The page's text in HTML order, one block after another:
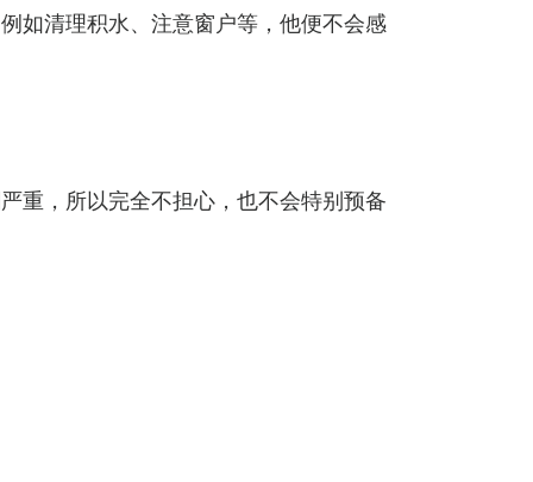
如清理积水、注意窗户等，他便不会感
重，所以完全不担心，也不会特别预备